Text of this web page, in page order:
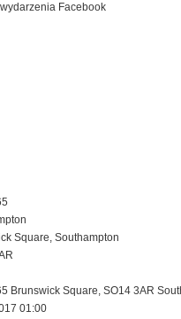
Facebook
Square, Southampton
Brunswick Square, SO14 3AR
01:00